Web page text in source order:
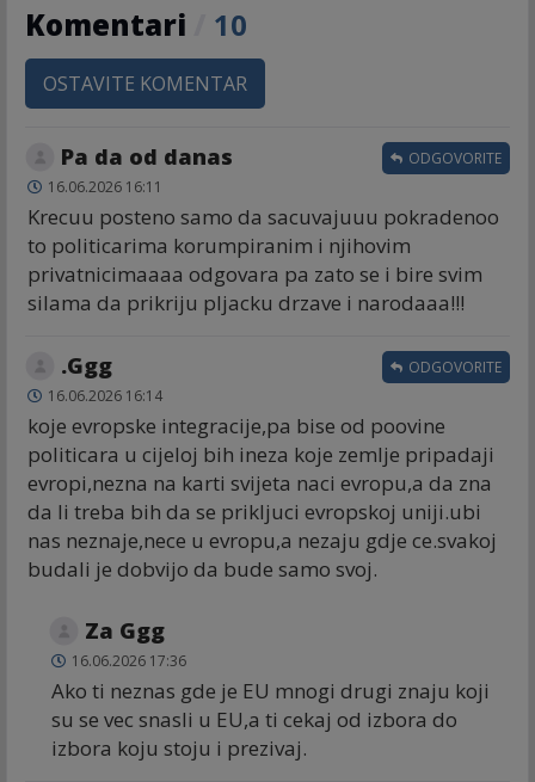
Komentari 10
OSTAVITE KOMENTAR
Pa da od danas
16.06.2026 16:11
Krecuu posteno samo da sacuvajuuu pokradenoo
to politicarima korumpiranim i njihovim
privatnicimaaaa odgovara pa zato se i bire svim
silama da prikriju pljacku drzave i narodaaa!!!
ODGOVORITE
.Ggg
16.06.2026 16:14
koje evropske integracije,pa bise od poovine
politicara u cijeloj bih ineza koje zemlje pripadaji
evropi,nezna na karti svijeta naci evropu,a da zna
da li treba bih da se prikljuci evropskoj uniji.ubi
nas neznaje,nece u evropu,a nezaju gdje ce.svakoj
budali je dobvijo da bude samo svoj.
ODGOVORITE
Za Ggg
16.06.2026 17:36
Ako ti neznas gde je EU mnogi drugi znaju koji
su se vec snasli u EU,a ti cekaj od izbora do
izbora koju stoju i prezivaj.